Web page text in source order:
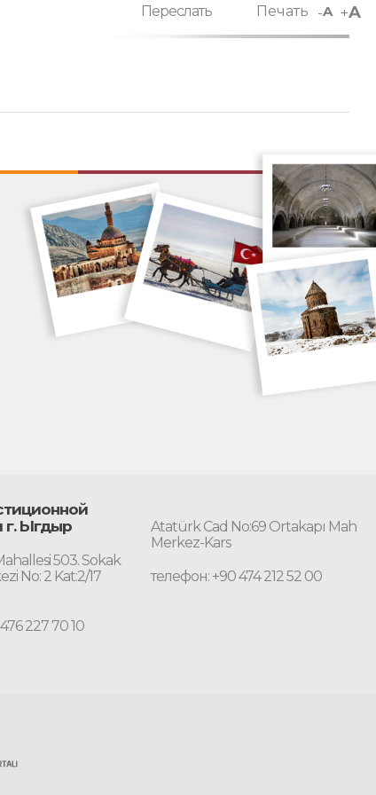
Переслать Печать -A +A
г. Ыгдыр
503. Sokak
No: 2 Kat:2/17
227 70 10
Atatürk Cad No:69 Ortakapı Mah
Merkez-Kars
телефон: +90 474 212 52 00